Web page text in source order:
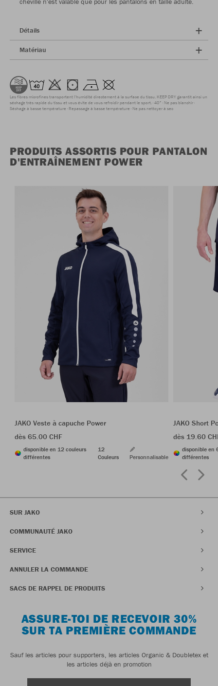
Détails
Matériau
Les fibres microfines transportent l'humidité directement à la surface du tissu. KEEP DRY garantit ainsi un
séchage très rapide du tissu et vous évite de vous refroidir pendant le sport. 40° Ne pas blanchir
Séchage à basse température Repassage à basse température Ne pas nettoyer à sec
PRODUITS ASSORTIS POUR PANTALON
D'ENTRAÎNEMENT POWER
JAKO Veste à capuche Power
dès 65.00 CHF
disponible en 12 couleurs
différentes
12
Couleurs
Personnalisable
JAKO Short
dès 19.60
disponible en
différentes
SUR JAKO
COMMUNAUTÉ JAKO
SERVICE
ANNULER LA COMMANDE
SACS DE RAPPEL DE PRODUITS
ASSURE-TOI DE RECEVOIR 30%
SUR TA PREMIÈRE COMMANDE
Sauf les articles pour supporters, les articles Organic & Doubletex et
les articles déjà en promotion